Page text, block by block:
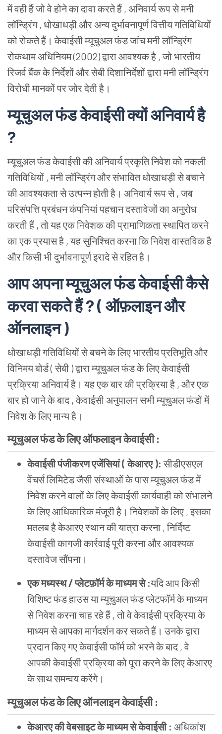
में वही हैं जो वे होने का दावा करते हैं , अनिवार्य रूप से मनी
लॉन्ड्रिंग , धोखाधड़ी और अन्य दुर्भावनापूर्ण वित्तीय गतिविधियों
को रोकते हैं। केवाईसी म्यूचुअल फंड जांच मनी लॉन्ड्रिंग
रोकथाम अधिनियम (2002) द्वारा आवश्यक है , जो भारतीय
रिजर्व बैंक के निर्देशों और सेबी दिशानिर्देशों द्वारा मनी लॉन्ड्रिंग
विरोधी मानकों पर जोर देती है।
म्यूचुअल फंड केवाईसी क्यों अनिवार्य है
?
म्यूचुअल फंड केवाईसी की अनिवार्य प्रकृति निवेश को नकली
गतिविधियों , मनी लॉन्ड्रिंग और संभावित धोखाधड़ी से बचाने
की आवश्यकता से उत्पन्न होती है। अनिवार्य रूप से , जब
परिसंपत्ति प्रबंधन कंपनियां पहचान दस्तावेजों का अनुरोध
करती हैं , तो यह एक निवेशक की प्रामाणिकता स्थापित करने
का एक प्रयास है , यह सुनिश्चित करना कि निवेश वास्तविक है
और किसी भी दुर्भावनापूर्ण इरादे से रहित है।
आप अपना म्यूचुअल फंड केवाईसी कैसे
करवा सकते हैं ? ( ऑफ़लाइन और
ऑनलाइन )
धोखाधड़ी गतिविधियों से बचने के लिए भारतीय प्रतिभूति और
विनिमय बोर्ड ( सेबी ) द्वारा म्यूचुअल फंड के लिए केवाईसी
प्रक्रिया अनिवार्य है। यह एक बार की प्रक्रिया है , और एक
बार हो जाने के बाद , केवाईसी अनुपालन सभी म्यूचुअल फंडों में
निवेश के लिए मान्य है।
म्यूचुअल फंड के लिए ऑफलाइन केवाईसी :
केवाईसी पंजीकरण एजेंसियां ( केआरए ):सीडीएसएल
वेंचर्स लिमिटेड जैसी संस्थाओं के पास म्यूचुअल फंड में
निवेश करने वालों के लिए केवाईसी कार्यवाही को संभालने
के लिए आधिकारिक मंजूरी है। निवेशकों के लिए , इसका
मतलब है केआरए स्थान की यात्रा करना , निर्दिष्ट
केवाईसी कागजी कार्रवाई पूरी करना और आवश्यक
दस्तावेज सौंपना।
एक मध्यस्थ / प्लेटफ़ॉर्म के माध्यम से :यदि आप किसी
विशिष्ट फंड हाउस या म्यूचुअल फंड प्लेटफॉर्म के माध्यम
से निवेश करना चाह रहे हैं , तो वे केवाईसी प्रक्रिया के
माध्यम से आपका मार्गदर्शन कर सकते हैं। उनके द्वारा
प्रदान किए गए केवाईसी फॉर्म को भरने के बाद , वे
आपकी केवाईसी प्रक्रिया को पूरा करने के लिए केआरए
के साथ समन्वय करेंगे।
म्यूचुअल फंड के लिए ऑनलाइन केवाईसी :
केआरए की वेबसाइट के माध्यम से केवाईसी : अधिकांश